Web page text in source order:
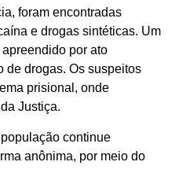
foram encontradas
e drogas sintéticas. Um
por ato
de drogas. Os suspeitos
prisional, onde
Justiça.
continue
anônima, por meio do